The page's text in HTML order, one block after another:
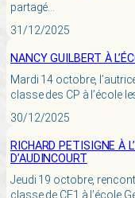
partagé…
31/12/2025
NANCY GUILBERT À
Mardi 14 octobre,
classe des CP à l’école
30/12/2025
RICHARD PETISIGNE À
D’AUDINCOURT
Jeudi 19 octobre,
classe de CE1 à l’école